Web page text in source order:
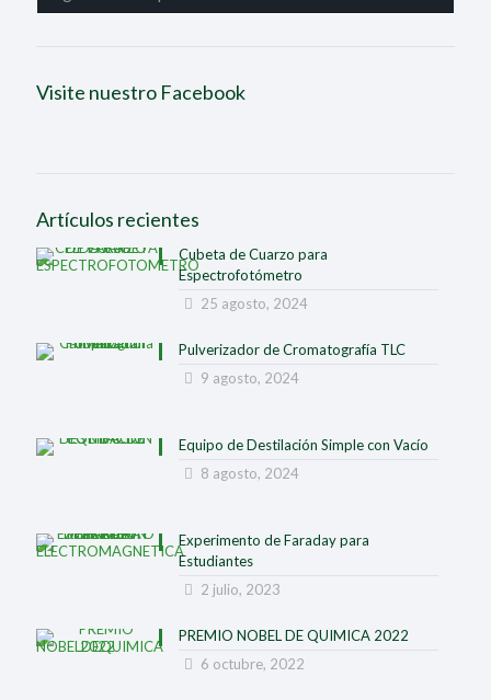
Visite nuestro Facebook
Artículos recientes
Cubeta de Cuarzo para
Espectrofotómetro
25 agosto, 2024
Pulverizador de Cromatografía TLC
9 agosto, 2024
Equipo de Destilación Simple con Vacío
8 agosto, 2024
Experimento de Faraday para
Estudiantes
2 julio, 2023
PREMIO NOBEL DE QUIMICA 2022
6 octubre, 2022